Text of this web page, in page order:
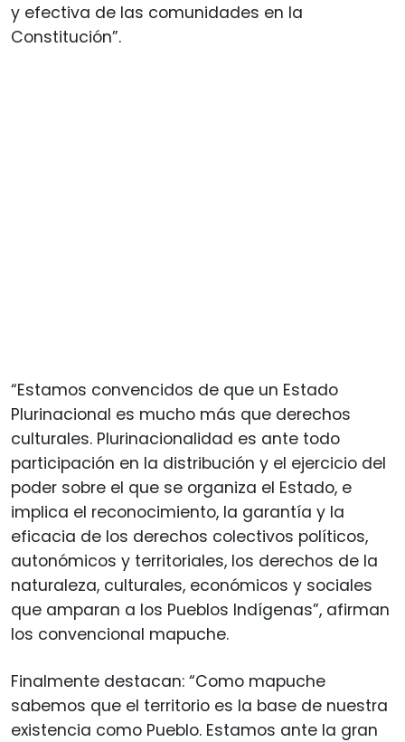
y efectiva de las comunidades en la
Constitución”.
“Estamos convencidos de que un Estado
Plurinacional es mucho más que derechos
culturales. Plurinacionalidad es ante todo
participación en la distribución y el ejercicio del
poder sobre el que se organiza el Estado, e
implica el reconocimiento, la garantía y la
eficacia de los derechos colectivos políticos,
autonómicos y territoriales, los derechos de la
naturaleza, culturales, económicos y sociales
que amparan a los Pueblos Indígenas”, afirman
los convencional mapuche.
Finalmente destacan: “Como mapuche
sabemos que el territorio es la base de nuestra
existencia como Pueblo. Estamos ante la gran